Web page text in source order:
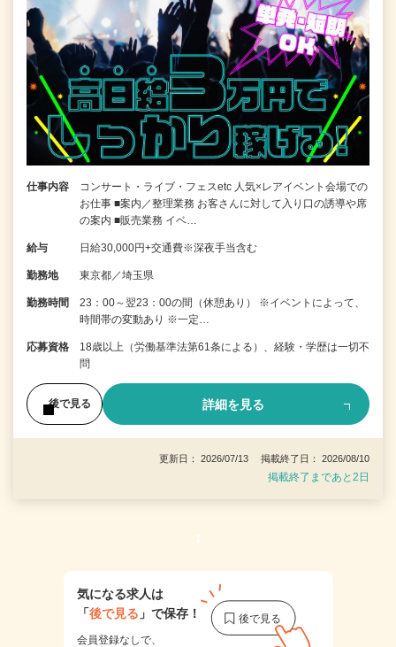
仕事内容
コンサート・ライブ・フェスetc 人気×レアイベント会場での
お仕事 ■案内／整理業務 お客さんに対して入り口の誘導や席
の案内 ■販売業務 イベ…
給与 日給30,000円+交通費※深夜手当含む
勤務地 東京都／埼玉県
勤務時間
23：00～翌23：00の間（休憩あり） ※イベントによって、
時間帯の変動あり ※一定…
応募資格
18歳以上（労働基準法第61条による）、経験・学歴は一切不
問
後で見る 詳細を見る
更新日： 2026/07/13 掲載終了日： 2026/08/10
掲載終了まであと2日
1
気になる求人は
「後で見る 」で保存！
会員登録なしで、